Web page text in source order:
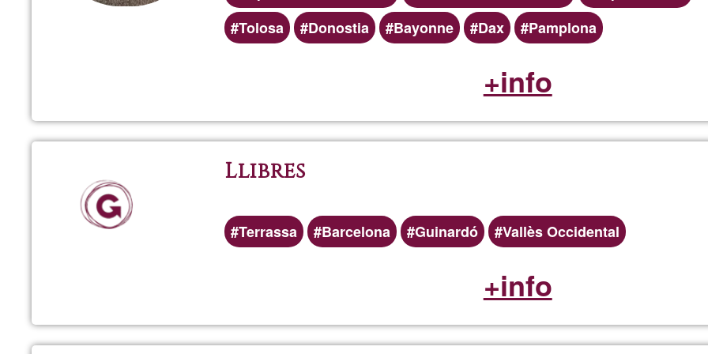
Tolosa
Donostia Bayonne Dax Pamplona
+info
Llibres
Terrassa Barcelona Guinardó Vallès Occidental
+info